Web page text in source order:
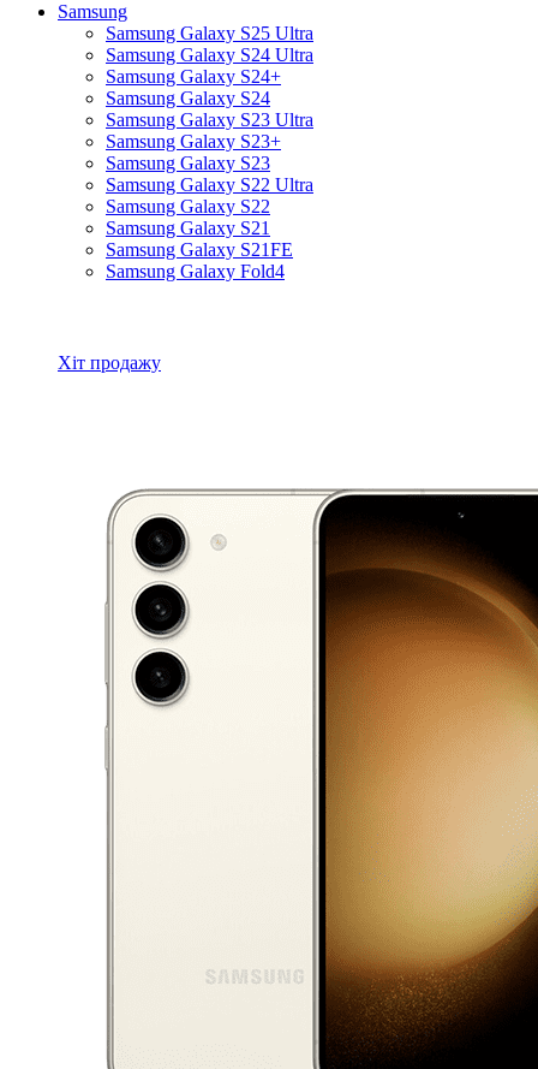
Samsung
Samsung Galaxy S25 Ultra
Samsung Galaxy S24 Ultra
Samsung Galaxy S24+
Samsung Galaxy S24
Samsung Galaxy S23 Ultra
Samsung Galaxy S23+
Samsung Galaxy S23
Samsung Galaxy S22 Ultra
Samsung Galaxy S22
Samsung Galaxy S21
Samsung Galaxy S21FE
Samsung Galaxy Fold4
Хіт продажу